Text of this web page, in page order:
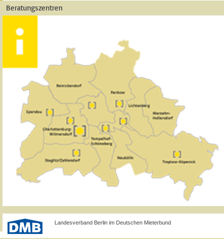
Beratungszentren
Landesverband Berlin im Deutschen Mieterbund